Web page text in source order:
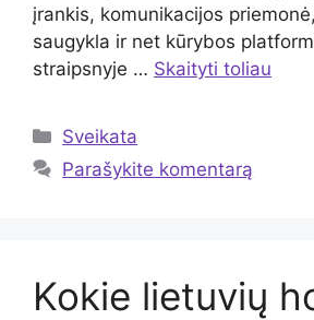
įrankis, komunikacijos
saugykla ir net kūrybos
straipsnyje … Skaityti toliau
Kategorijos
Sveikata
Parašykite komentarą
Kokie lietuvių